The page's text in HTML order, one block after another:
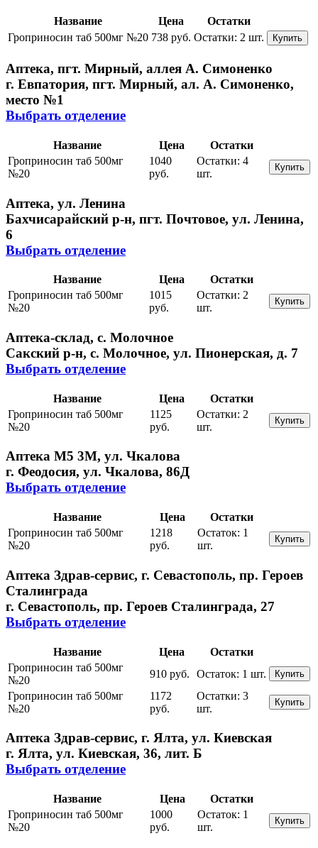
Название Цена
Остатки
Гроприносин таб 500мг №20 738 руб. Остатки: 2 шт. Купить
Аптека, пгт. Мирный, аллея А. Симоненко
г. Евпатория, пгт. Мирный, ал. А. Симоненко,
место №1
Выбрать отделение
Название Цена
Остатки
Гроприносин таб 500мг
№20
1040
руб.
Остатки: 4
шт.
Купить
Аптека, ул. Ленина
Бахчисарайский р-н, пгт. Почтовое, ул. Ленина,
6
Выбрать отделение
Название Цена
Остатки
Гроприносин таб 500мг
№20
1015
руб.
Остатки: 2
шт.
Купить
Аптека-склад, с. Молочное
Сакский р-н, с. Молочное, ул. Пионерская, д. 7
Выбрать отделение
Название Цена
Остатки
Гроприносин таб 500мг
№20
1125
руб.
Остатки: 2
шт.
Купить
Аптека М5 3М, ул. Чкалова
г. Феодосия, ул. Чкалова, 86Д
Выбрать отделение
Название Цена
Остатки
Гроприносин таб 500мг
№20
1218
руб.
Остаток: 1
шт.
Купить
Аптека Здрав-сервис, г. Севастополь, пр. Героев
Сталинграда
г. Севастополь, пр. Героев Сталинграда, 27
Выбрать отделение
Название Цена
Остатки
Гроприносин таб 500мг
№20
910 руб. Остаток: 1 шт. Купить
Гроприносин таб 500мг
№20
1172
руб.
Остатки: 3
шт.
Купить
Аптека Здрав-сервис, г. Ялта, ул. Киевская
г. Ялта, ул. Киевская, 36, лит. Б
Выбрать отделение
Название Цена
Остатки
Гроприносин таб 500мг
№20
1000
руб.
Остаток: 1
шт.
Купить